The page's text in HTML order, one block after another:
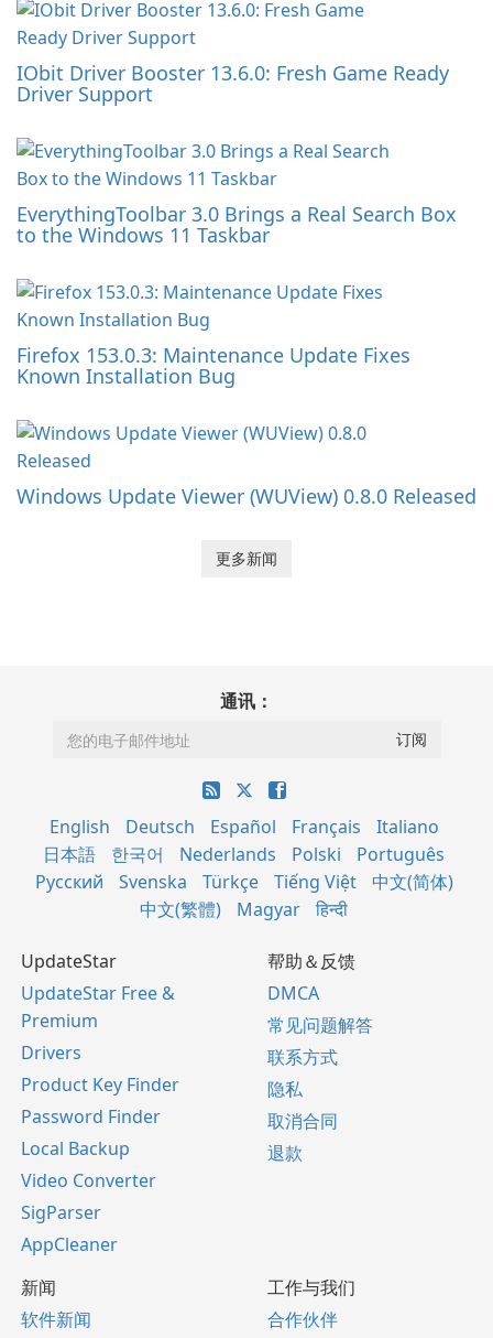
IObit Driver Booster 13.6.0: Fresh Game Ready
Driver Support
EverythingToolbar 3.0 Brings a Real Search Box
to the Windows 11 Taskbar
Firefox 153.0.3: Maintenance Update Fixes
Known Installation Bug
Windows Update Viewer (WUView) 0.8.0 Released
更多新闻
通讯：
English Deutsch Español Français
Italiano
日本語
한국어 Nederlands Polski
Português
Русский
Svenska Türkçe Tiếng Việt
中文(简体)
中文(繁體)
Magyar हिन्दी
UpdateStar
UpdateStar Free &
Premium
Drivers
Product Key Finder
Password Finder
Local Backup
Video Converter
SigParser
AppCleaner
帮助＆反馈
DMCA
常见问题解答
联系方式
隐私
取消合同
退款
新闻
软件新闻
工作与我们
合作伙伴